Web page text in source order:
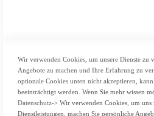
KONTAKT
Adresse:
Berlin, Deutschland
Email: info@f-m-
Wir verwenden Cookies, um unsere Dienste zu
Angebote zu machen und Ihre Erfahrung zu
optionale Cookies unten nicht akzeptieren,
beeinträchtigt werden. Wenn Sie mehr wissen
Datenschutz-> Wir verwenden Cookies, um uns
Dienstleistungen, machen Sie persönliche